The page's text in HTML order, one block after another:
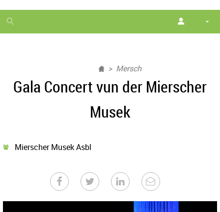
1
month
Mersch
Gala Concert vun der Mierscher
Musek
Mierscher Musek Asbl